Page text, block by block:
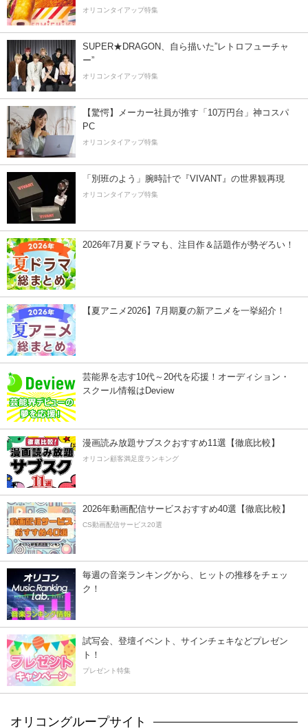
オリコンタイアップ特集
SUPER★DRAGON、自ら描いた”レトロフューチャ
ー”
オリコンタイアップ特集
【驚愕】メーカー社員が推す「10万円台」神コスパ
PC
オリコンタイアップ特集
「別班のよう」腕時計で『VIVANT』の世界観再現
オリコンタイアップ特集
2026年7月夏ドラマも、注目作＆話題作が勢ぞろい！
【夏アニメ2026】7月期夏の新アニメを一挙紹介！
芸能界を志す10代～20代を応援！オーディション・
スクール情報はDeview
漫画読み放題サブスクおすすめ11選【徹底比較】
オリコン顧客満足度ランキング
2026年動画配信サービスおすすめ40選【徹底比較】
CS動画配信サービス20選
毎週の音楽ランキングから、ヒットの推移をチェッ
ク！
試写会、登壇イベント、サインチェキなどプレゼン
ト！
プレゼント特集
オリコングループサイト